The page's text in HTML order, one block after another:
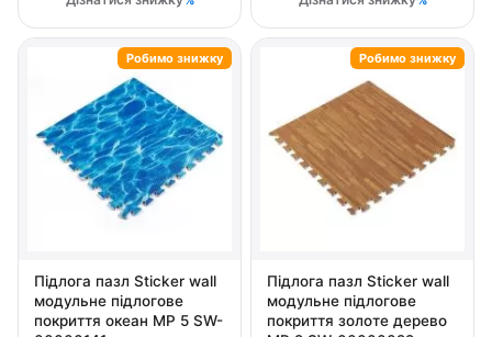
Підлога пазл Sticker wall
модульне підлогове
покриття океан МР 5 SW-
Робимо знижку
Підлога пазл Sticker wall
модульне підлогове
покриття золоте дерево
Робимо знижку